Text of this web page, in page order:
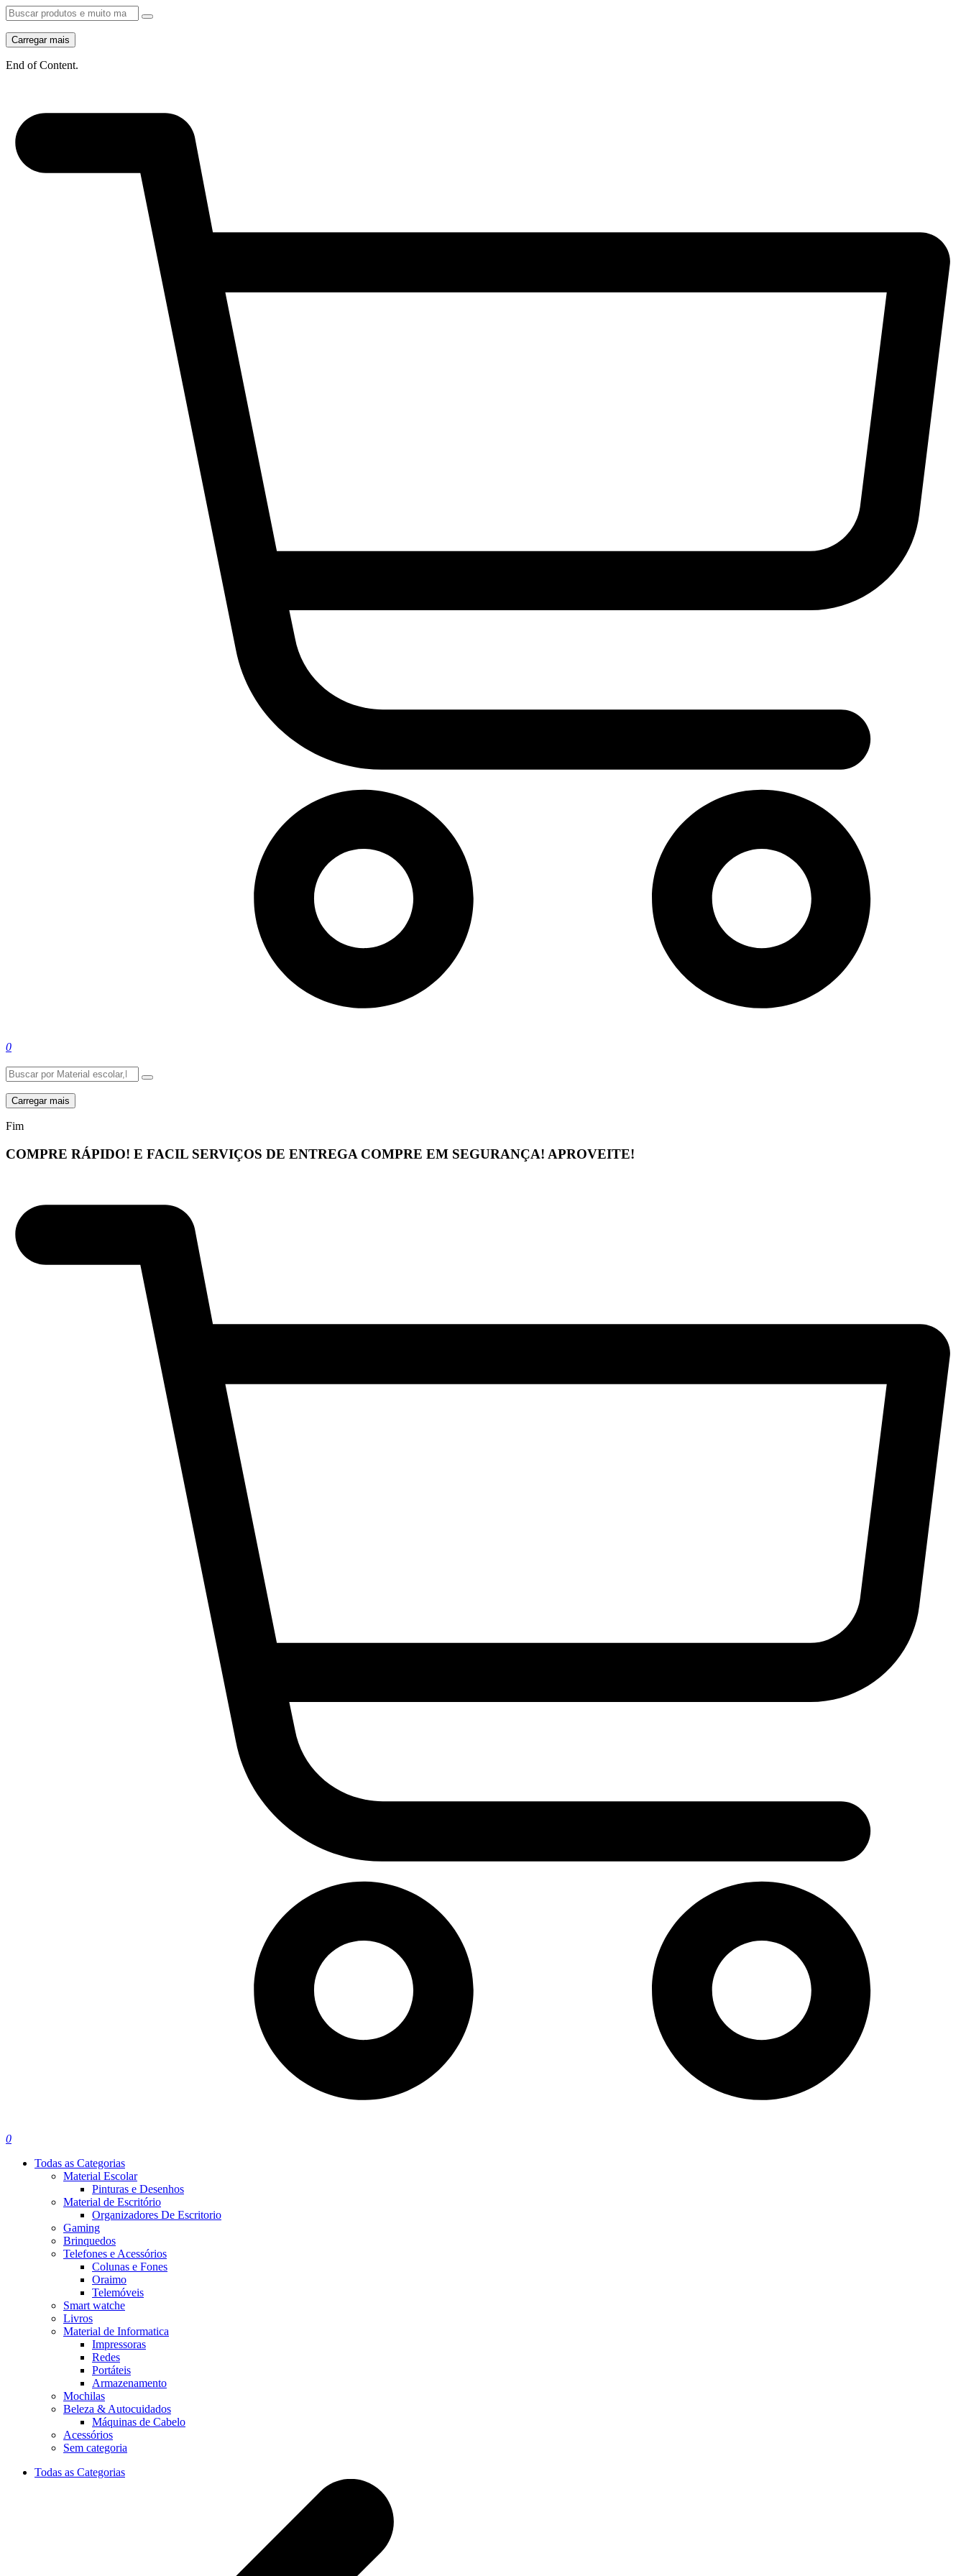
Carregar mais
End of Content.
0
Carregar mais
Fim
COMPRE RÁPIDO! E FACIL SERVIÇOS DE ENTREGA COMPRE EM SEGURANÇA! APROVEITE!
0
Todas as Categorias
Material Escolar
Pinturas e Desenhos
Material de Escritório
Organizadores De Escritorio
Gaming
Brinquedos
Telefones e Acessórios
Colunas e Fones
Oraimo
Telemóveis
Smart watche
Livros
Material de Informatica
Impressoras
Redes
Portáteis
Armazenamento
Mochilas
Beleza & Autocuidados
Máquinas de Cabelo
Acessórios
Sem categoria
Todas as Categorias